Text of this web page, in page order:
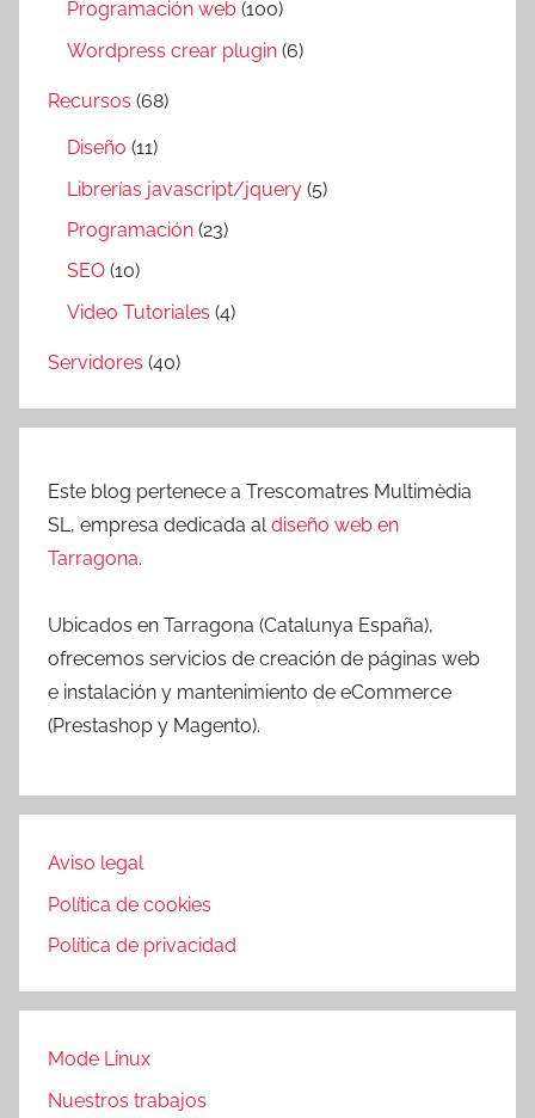
Programación web (100)
Wordpress crear plugin (6)
Recursos (68)
Diseño (11)
Librerías javascript/jquery (5)
Programación (23)
SEO (10)
Video Tutoriales (4)
Servidores (40)
Este blog pertenece a Trescomatres Multimèdia
SL, empresa dedicada aldiseño web en
Tarragona.
Ubicados en Tarragona (Catalunya España),
ofrecemos servicios de creación de páginas web
e instalación y mantenimiento de eCommerce
(Prestashop y Magento).
Aviso legal
Política de cookies
Política de privacidad
Mode Linux
Nuestros trabajos